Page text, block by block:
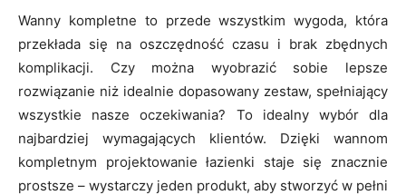
Wanny kompletne to przede wszystkim wygoda, która
przekłada się na oszczędność czasu i brak zbędnych
komplikacji. Czy można wyobrazić sobie lepsze
rozwiązanie niż idealnie dopasowany zestaw, spełniający
wszystkie nasze oczekiwania? To idealny wybór dla
najbardziej wymagających klientów. Dzięki wannom
kompletnym projektowanie łazienki staje się znacznie
prostsze – wystarczy jeden produkt, aby stworzyć w pełni